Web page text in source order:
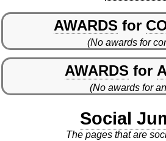
AWARDS for
(No awards for
AWARDS for
(No awards for
Social
The pages that are